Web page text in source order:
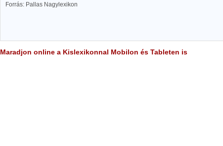
Forrás: Pallas Nagylexikon
Maradjon online a Kislexikonnal Mobilon és Tableten is